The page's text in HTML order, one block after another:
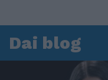
Dai blog